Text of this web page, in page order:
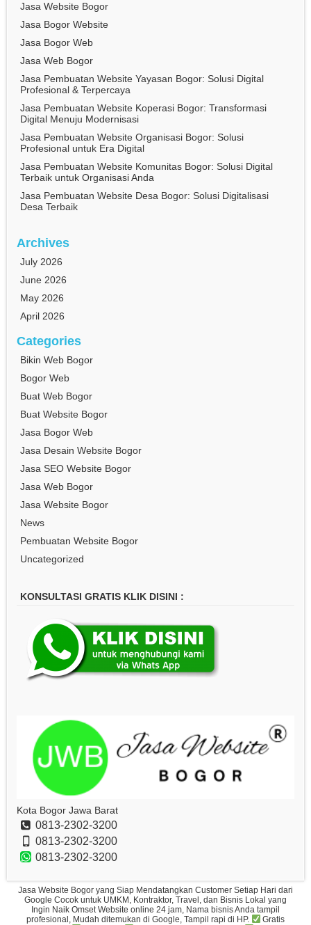
Jasa Website Bogor
Jasa Bogor Website
Jasa Bogor Web
Jasa Web Bogor
Jasa Pembuatan Website Yayasan Bogor: Solusi Digital
Profesional & Terpercaya
Jasa Pembuatan Website Koperasi Bogor: Transformasi
Digital Menuju Modernisasi
Jasa Pembuatan Website Organisasi Bogor: Solusi
Profesional untuk Era Digital
Jasa Pembuatan Website Komunitas Bogor: Solusi Digital
Terbaik untuk Organisasi Anda
Jasa Pembuatan Website Desa Bogor: Solusi Digitalisasi
Desa Terbaik
Archives
July 2026
June 2026
May 2026
April 2026
Categories
Bikin Web Bogor
Bogor Web
Buat Web Bogor
Buat Website Bogor
Jasa Bogor Web
Jasa Desain Website Bogor
Jasa SEO Website Bogor
Jasa Web Bogor
Jasa Website Bogor
News
Pembuatan Website Bogor
Uncategorized
KONSULTASI GRATIS KLIK DISINI :
Kota Bogor Jawa Barat
0813-2302-3200
0813-2302-3200
0813-2302-3200
Jasa Website Bogor yang Siap Mendatangkan Customer Setiap Hari dari
Google Cocok untuk UMKM, Kontraktor, Travel, dan Bisnis Lokal yang
Ingin Naik Omset Website online 24 jam, Nama bisnis Anda tampil
profesional, Mudah ditemukan di Google, Tampil rapi di HP.
Gratis